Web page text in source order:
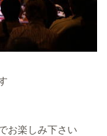
お楽しみ下さい